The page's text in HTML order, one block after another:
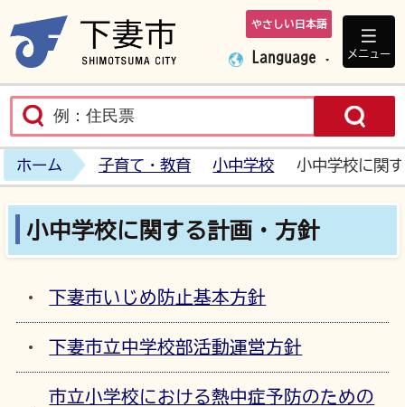
下妻市ホームペ
やさしい日本語
Language メニュー
ホーム 子育て・教育 小中学校 小中学校に関
小中学校に関する計画・方針
下妻市いじめ防止基本方針
下妻市立中学校部活動運営方針
市立小学校における熱中症予防のための